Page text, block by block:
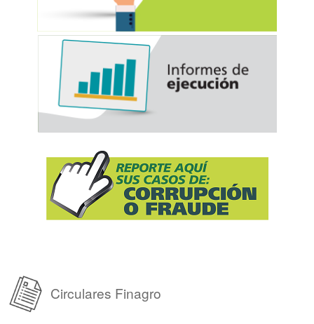
Circulares Finagro